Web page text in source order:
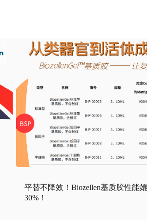
平替不降效！Biozellen基质胶性能
30%！